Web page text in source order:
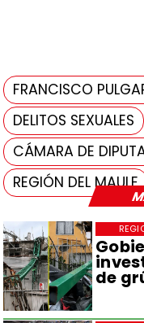
de
FRANCISCO
DELITOS SEXUALES
CÁMARA DE
REGIÓN DEL MAULE